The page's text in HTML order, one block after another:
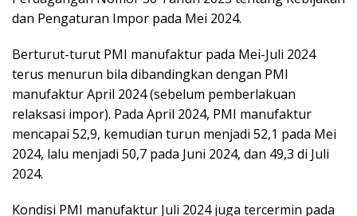
dan Pengaturan Impor pada Mei 2024.
Berturut-turut PMI manufaktur pada Mei-Juli 2024
terus menurun bila dibandingkan dengan PMI
manufaktur April 2024 (sebelum pemberlakuan
relaksasi impor). Pada April 2024, PMI manufaktur
mencapai 52,9, kemudian turun menjadi 52,1 pada Mei
2024, lalu menjadi 50,7 pada Juni 2024, dan 49,3 di Juli
2024.
Kondisi PMI manufaktur Juli 2024 juga tercermin pada